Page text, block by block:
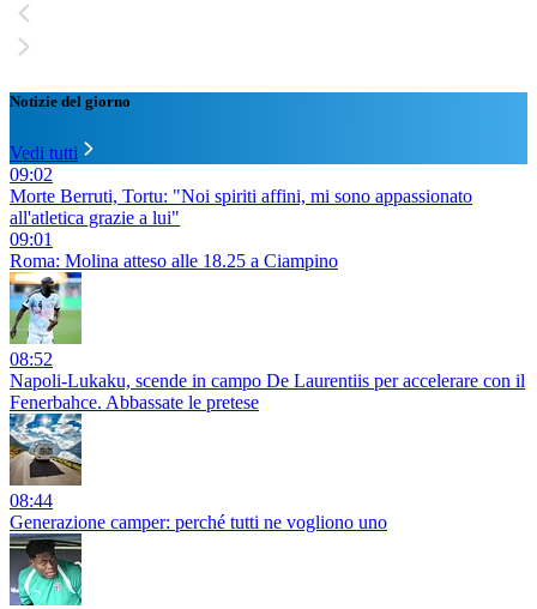
Notizie del giorno
Vedi tutti
09:02
Morte Berruti, Tortu: "Noi spiriti affini, mi sono appassionato
all'atletica grazie a lui"
09:01
Roma: Molina atteso alle 18.25 a Ciampino
08:52
Napoli-Lukaku, scende in campo De Laurentiis per accelerare con il
Fenerbahce. Abbassate le pretese
08:44
Generazione camper: perché tutti ne vogliono uno